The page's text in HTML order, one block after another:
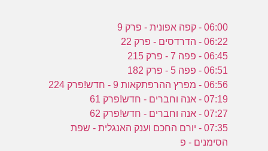
06:00 - קפה אפונית - פרק 9
06:22 - הדרדסים - פרק 22
06:45 - פפה 7 - פרק 215
06:51 - פפה 5 - פרק 182
06:56 - מפרץ ההרפתקאות 9 - חדש!פרק 224
07:19 - אנה וחברים - חדש!פרק 61
07:27 - אנה וחברים - חדש!פרק 62
07:35 - יורם החכם וענק האנגלית - שפת
הסימנים - פ